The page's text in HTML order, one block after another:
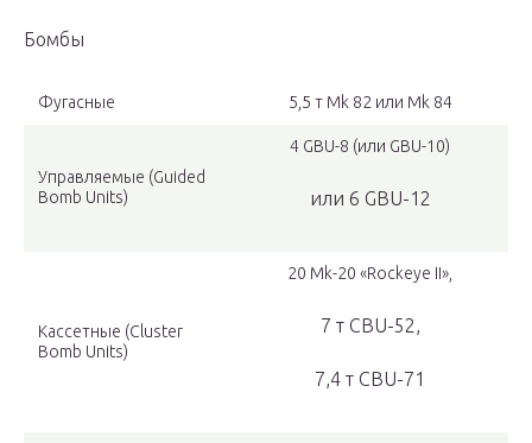
Бомбы
Фугасные 5,5 т Mk 82 или Mk 84
Управляемые (Guided
Bomb Units)
4 GBU-8 (или GBU-10)
или 6 GBU-12
Кассетные (Cluster
Bomb Units)
20 Mk-20 «Rockeye II»,
7 т CBU-52,
7,4 т CBU-71